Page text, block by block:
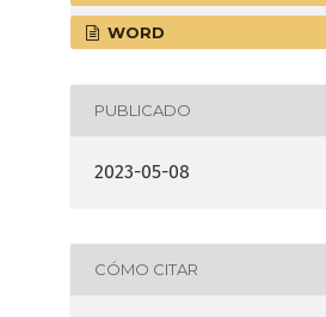
WORD
PUBLICADO
2023-05-08
CÓMO CITAR